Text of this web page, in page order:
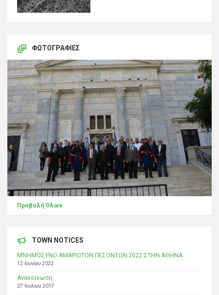
ΦΩΤΟΓΡΑΦΊΕΣ
Προβολή Όλων
TOWN NOTICES
ΜΝΗΜΟΣΥΝΟ ΑΜΑΡΙΩΤΩΝ ΠΕΣΟΝΤΩΝ 2022 ΣΤΗΝ ΑΘΗΝΑ
12 Ιουνίου 2022
Ανακοίνωση
27 Ιουλίου 2017